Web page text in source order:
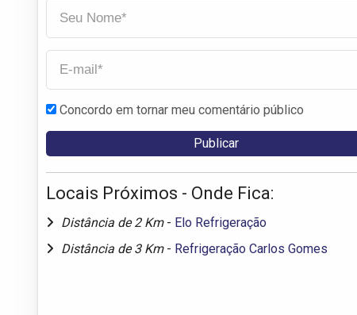
Concordo em tornar meu comentário público
Locais Próximos - Onde Fica:
Distância de 2 Km - Elo Refrigeração
Distância de 3 Km - Refrigeração Carlos Gomes